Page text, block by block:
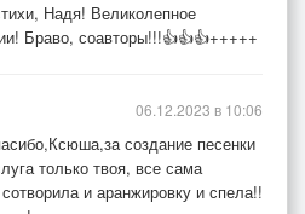
Надя! Великолепное
Браво, соавторы!!!👍👍👍+++++
создание песенки
только твоя, все сама
и аранжировку и спела!!
06.12.2023 в 10:06